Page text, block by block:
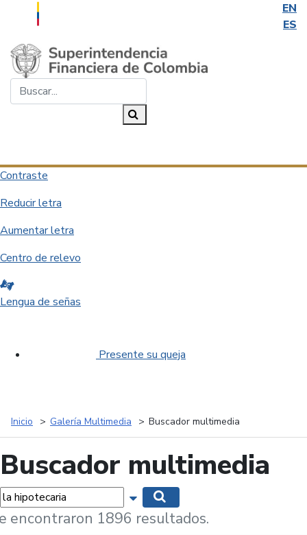
EN
ES
Saltar al contenido principal
Contraste
Reducir letra
Aumentar letra
Centro de relevo
Lengua de señas
Presente su queja
Inicio Galería Multimedia Buscador multimedia
Buscador multimedia
Mostrar opciones de búsqueda
encontraron 1896 resultados.